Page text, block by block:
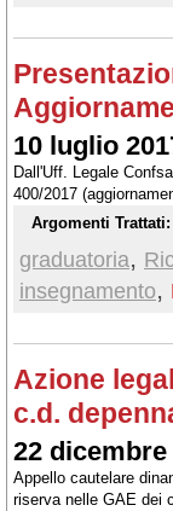
10 luglio
Dall'Uff. Legale
400/2017
inclusi con riserva,
Argomenti Trattati:
graduatoria,
insegnamento,
Azione
c.d.
22 dicembre
Appello cautelare
riserva nelle GAE dei